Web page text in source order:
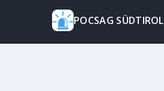
POCSAG SÜDTIROL